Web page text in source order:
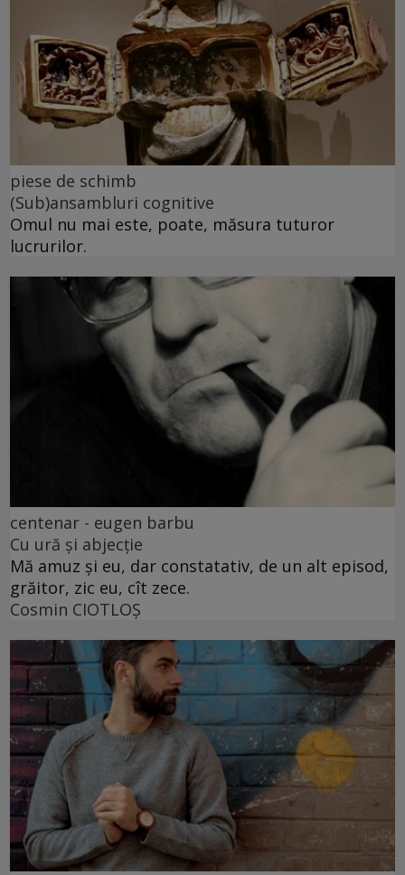
piese de schimb
(Sub)ansambluri cognitive
Omul nu mai este, poate, măsura tuturor
lucrurilor.
centenar - eugen barbu
Cu ură și abjecție
Mă amuz și eu, dar constatativ, de un alt episod,
grăitor, zic eu, cît zece.
Cosmin CIOTLOŞ